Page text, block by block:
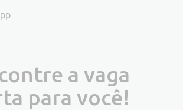
a vaga
para você!